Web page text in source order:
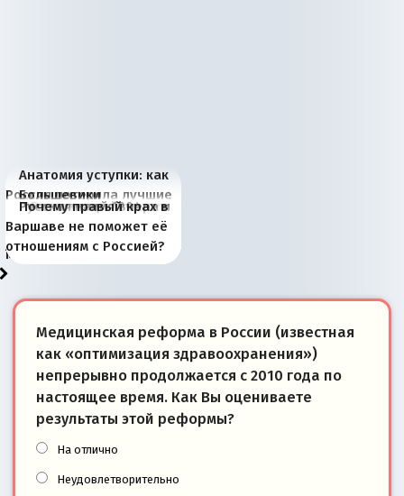
Анатомия уступки: как
Россия потеряла лучшие
рыбопромысловые
районы Баренцева
моря
Большевики
отличаются от «Яблока»
тем, что они -
победители
Киевская марионетка
Запада рассказала о
«переобувании» хозяев
В России назрели
перемены: 15 шагов к
суверенной экономике
Миграционный пожар
Европы
Россия начинает
сбрасывать балласт
Анкориджа
Россия зимой 1904
года: первые уступки во
внутренней политике
Русская нация вчера и
сегодня
Почему правый крах в
Варшаве не поможет её
отношениям с Россией?
Медицинская реформа в России (известная
как «оптимизация здравоохранения»)
непрерывно продолжается с 2010 года по
настоящее время. Как Вы оцениваете
результаты этой реформы?
На отлично
Неудовлетворительно